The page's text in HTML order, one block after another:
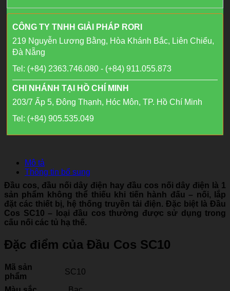
CÔNG TY TNHH GIẢI PHÁP RORI
219 Nguyễn Lương Bằng, Hòa Khánh Bắc, Liên Chiểu,
Đà Nẵng
Tel: (+84) 2363.746.080 - (+84) 911.055.873
CHI NHÁNH TẠI HỒ CHÍ MINH
203/7 Ấp 5, Đông Thạnh, Hóc Môn, TP. Hồ Chí Minh
Tel: (+84) 905.535.049
Mô tả
Thông tin bổ sung
Đầu cos, đầu nối dây điện hay đầu cos nối dây điện là 1
sản phẩm không thể thiếu khi tiến hành đấu – nối, lắp
đặt các thiết bị, hệ thống truyền tải điện. Đặc biệt là Đầu
Cos SC10 – loại đầu cos thường được sử dụng trong
cấu nối các tủ hạ thế.
Đặc điểm của Đầu Cos SC10
Mã sản
phẩm
SC10